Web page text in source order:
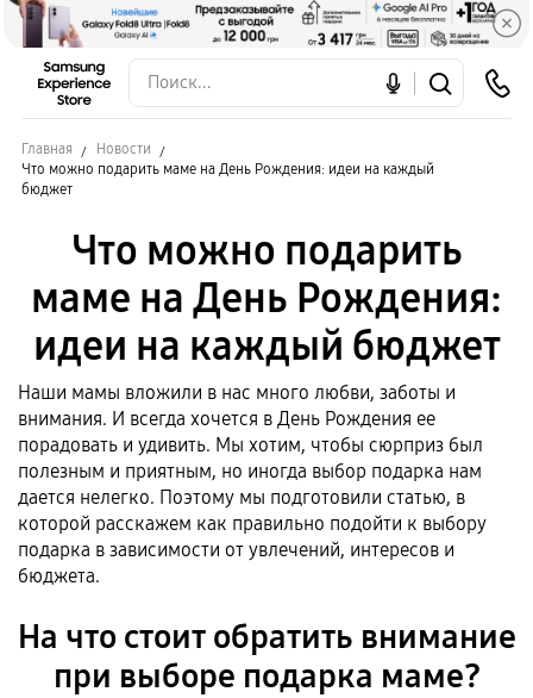
Главная
Новости
Что можно подарить маме на День Рождения: идеи на каждый
бюджет
Что можно подарить
маме на День Рождения:
идеи на каждый бюджет
Наши мамы вложили в нас много любви, заботы и
внимания. И всегда хочется в День Рождения ее
порадовать и удивить. Мы хотим, чтобы сюрприз был
полезным и приятным, но иногда выбор подарка нам
дается нелегко. Поэтому мы подготовили статью, в
которой расскажем как правильно подойти к выбору
подарка в зависимости от увлечений, интересов и
бюджета.
На что стоит обратить внимание
при выборе подарка маме?